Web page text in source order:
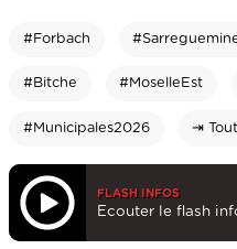
#Forbach
#Bitche #MoselleEst
#Municipales2026 ⇥
FLASH INFOS
Ecouter le flash